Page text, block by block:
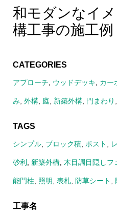
和モダンなイ
構工事の施工
CATEGORIES
アプローチ ウッドデッキ カー
み, 外構, 庭 新築外構, 門まわり
TAGS
シンプル, ブロック積, ポスト
砂利 新築外構, 木目調目隠しフ
能門柱 照明 表札, 防草シート
工事名